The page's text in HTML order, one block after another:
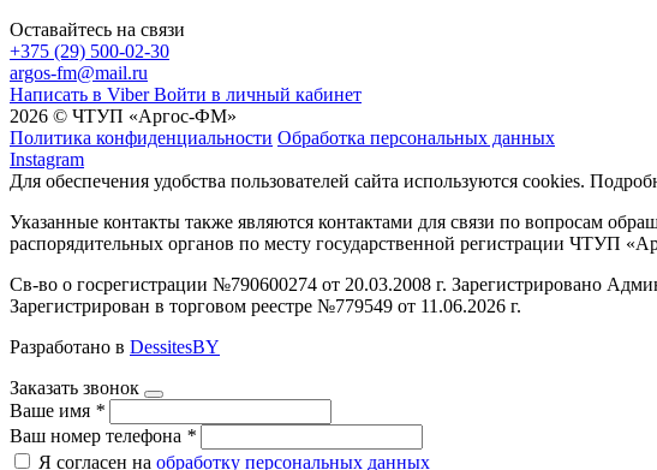
Оставайтесь на связи
+375 (29) 500-02-30
argos-fm@mail.ru
Написать в Viber Войти в личный кабинет
2026 © ЧТУП «Аргос-ФМ»
Политика конфиденциальности Обработка персональных данных
Instagram
Для обеспечения удобства пользователей сайта используются cookies.
Указанные контакты также являются контактами для связи по вопросам
распорядительных органов по месту государственной регистрации ЧТУП
Св-во о госрегистрации №790600274 от 20.03.2008 г. Зарегистрировано
Зарегистрирован в торговом реестре №779549 от 11.06.2026 г.
Разработано в DessitesBY
Заказать звонок
Ваше имя *
Ваш номер телефона *
Я согласен на обработку персональных данных